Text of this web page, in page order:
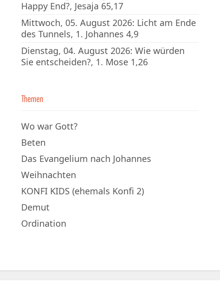
Happy End?, Jesaja 65,17
Mittwoch, 05. August 2026: Licht am Ende
des Tunnels, 1. Johannes 4,9
Dienstag, 04. August 2026: Wie würden
Sie entscheiden?, 1. Mose 1,26
Themen
Wo war Gott?
Beten
Das Evangelium nach Johannes
Weihnachten
KONFI KIDS (ehemals Konfi 2)
Demut
Ordination